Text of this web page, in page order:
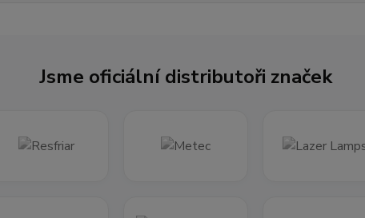
Jsme oficiální distributoři značek